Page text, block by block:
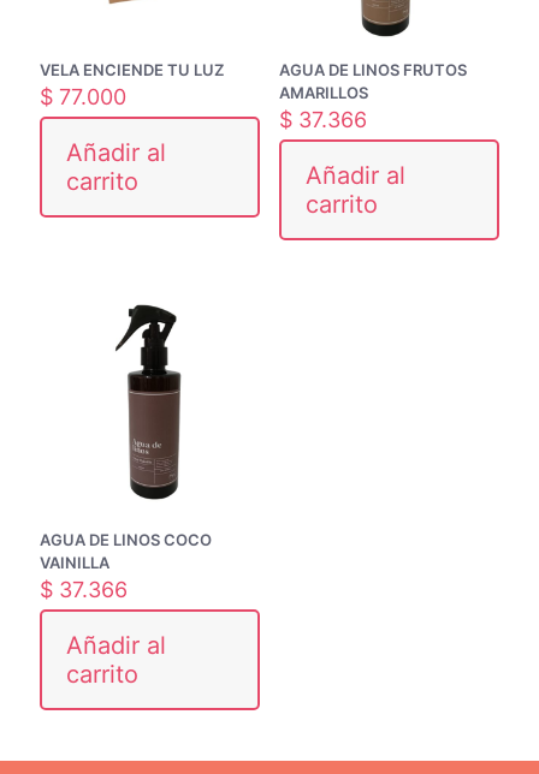
VELA ENCIENDE TU LUZ
$ 77.000
Añadir al
carrito
AGUA DE LINOS FRUTOS
AMARILLOS
$37.366
Añadir al
carrito
AGUA DE LINOS COCO
VAINILLA
$ 37.366
Añadir al
carrito